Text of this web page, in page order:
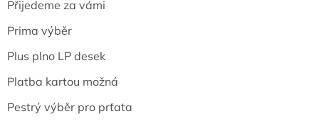
Přijedeme za vámi
Prima výběr
Plus plno LP desek
Platba kartou možná
Pestrý výběr pro prťata